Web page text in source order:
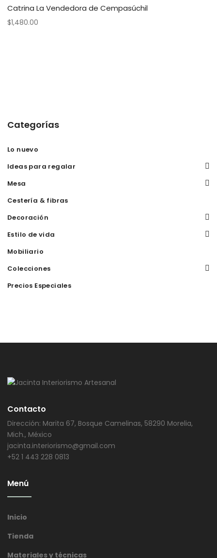
Catrina La Vendedora de Cempasúchil
$1,480.00
Categorías
Lo nuevo
Ideas para regalar
Mesa
Cestería & fibras
Decoración
Estilo de vida
Mobiliario
Colecciones
Precios Especiales
Contacto
Dirección: Marita 67, Bosque Camelinas, 58290 Morelia,
Mich., México
jacinta.interiorismo@gmail.com
+52 1 443 228 0813
Menú
Inicio
Tienda
Materiales y técnicas